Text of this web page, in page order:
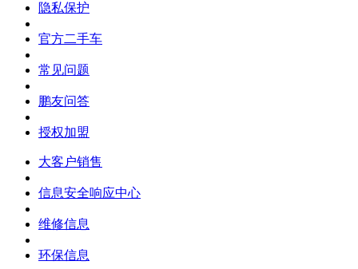
隐私保护
官方二手车
常见问题
鹏友问答
授权加盟
大客户销售
信息安全响应中心
维修信息
环保信息